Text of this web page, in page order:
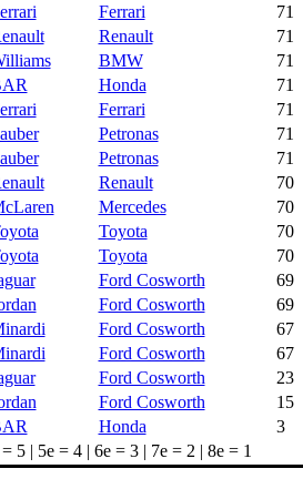
Ferrari 71
Renault 71
BMW 71
Honda 71
Ferrari 71
Petronas 71
Petronas 71
Renault 70
Mercedes 70
Toyota 70
Toyota 70
Ford Cosworth 69
Ford Cosworth 69
Ford Cosworth 67
Ford Cosworth 67
Ford Cosworth 23
Ford Cosworth 15
Honda 3
5 | 5e = 4 | 6e = 3 | 7e = 2 | 8e = 1